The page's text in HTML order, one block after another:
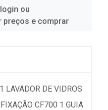
ou
preços e comprar
LAVADOR DE VIDROS
CF700 1 GUIA